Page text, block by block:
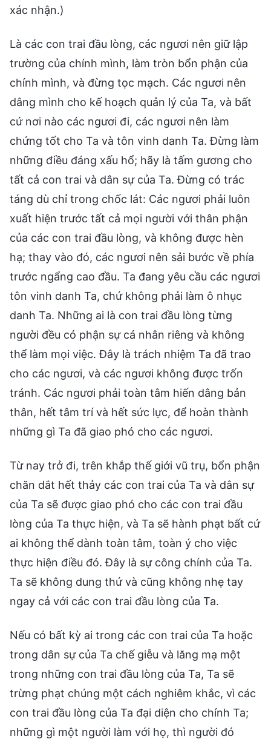
xác nhận.)
Là các con trai đầu lòng, các ngươi nên giữ lập
trường của chính mình, làm tròn bổn phận của
chính mình, và đừng tọc mạch. Các ngươi nên
dâng mình cho kế hoạch quản lý của Ta, và bất
cứ nơi nào các ngươi đi, các ngươi nên làm
chứng tốt cho Ta và tôn vinh danh Ta. Đừng làm
những điều đáng xấu hổ; hãy là tấm gương cho
tất cả con trai và dân sự của Ta. Đừng có trác
táng dù chỉ trong chốc lát: Các ngươi phải luôn
xuất hiện trước tất cả mọi người với thân phận
của các con trai đầu lòng, và không được hèn
hạ; thay vào đó, các ngươi nên sải bước về phía
trước ngẩng cao đầu. Ta đang yêu cầu các ngươi
tôn vinh danh Ta, chứ không phải làm ô nhục
danh Ta. Những ai là con trai đầu lòng từng
người đều có phận sự cá nhân riêng và không
thể làm mọi việc. Đây là trách nhiệm Ta đã trao
cho các ngươi, và các ngươi không được trốn
tránh. Các ngươi phải toàn tâm hiến dâng bản
thân, hết tâm trí và hết sức lực, để hoàn thành
những gì Ta đã giao phó cho các ngươi.
Từ nay trở đi, trên khắp thế giới vũ trụ, bổn phận
chăn dắt hết thảy các con trai của Ta và dân sự
của Ta sẽ được giao phó cho các con trai đầu
lòng của Ta thực hiện, và Ta sẽ hành phạt bất cứ
ai không thể dành toàn tâm, toàn ý cho việc
thực hiện điều đó. Đây là sự công chính của Ta.
Ta sẽ không dung thứ và cũng không nhẹ tay
ngay cả với các con trai đầu lòng của Ta.
Nếu có bất kỳ ai trong các con trai của Ta hoặc
trong dân sự của Ta chế giễu và lăng mạ một
trong những con trai đầu lòng của Ta, Ta sẽ
trừng phạt chúng một cách nghiêm khắc, vì các
con trai đầu lòng của Ta đại diện cho chính Ta;
những gì một người làm với họ, thì người đó